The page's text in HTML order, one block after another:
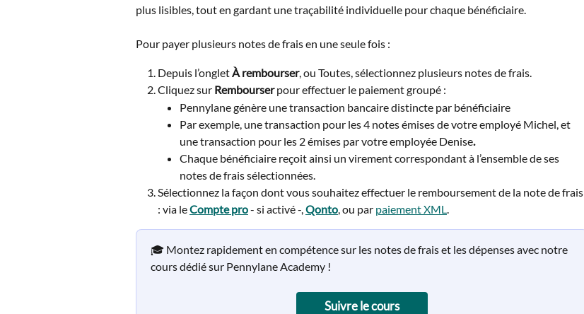
plus lisibles, tout en gardant une traçabilité individuelle pour chaque bénéficiaire.
Pour payer plusieurs notes de frais en une seule fois :
Depuis l’onglet À rembourser, ou Toutes, sélectionnez plusieurs notes de frais.
Cliquez sur Rembourser pour effectuer le paiement groupé :
Pennylane génère une transaction bancaire distincte par bénéficiaire
Par exemple, une transaction pour les 4 notes émises de votre employé Michel, et
une transaction pour les 2 émises par votre employée Denise.
Chaque bénéficiaire reçoit ainsi un virement correspondant à l’ensemble de ses
notes de frais sélectionnées.
Sélectionnez la façon dont vous souhaitez effectuer le remboursement de la note de frais
: via le Compte pro - si activé -, Qonto, ou par paiement XML.
🎓 Montez rapidement en compétence sur les notes de frais et les dépenses avec notre
cours dédié sur Pennylane Academy !
Suivre le cours